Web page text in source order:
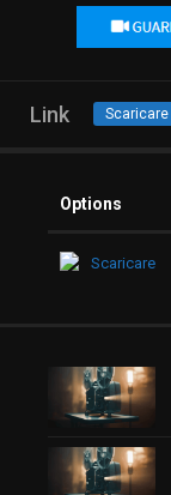
Link Scaricare
Options
Scaricare